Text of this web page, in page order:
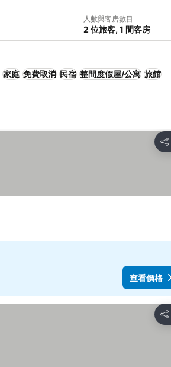
人數與客房數目
2 位旅客, 1 間客房
家庭 免費取消 民宿 整間度假屋/公寓 旅館
分享
查看價格
分享